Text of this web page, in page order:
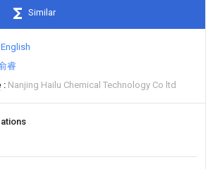
Similar
English
睿
Nanjing Hailu Chemical Technology Co ltd